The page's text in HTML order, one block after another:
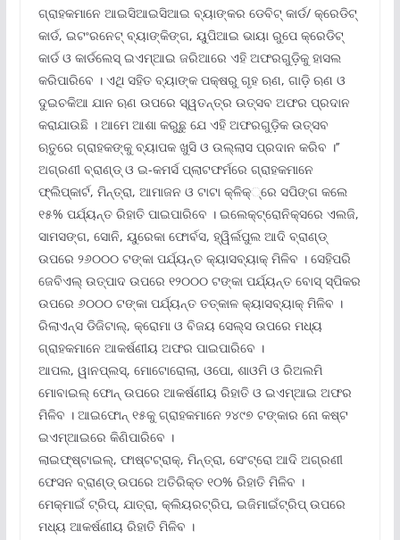
ଗ୍ରାହକମାନେ ଆଇସିଆଇସିଆଇ ବ୍ୟାଙ୍କର ଡେବିଟ୍ କାର୍ଡ/ କ୍ରେଡିଟ୍
କାର୍ଡ, ଇଟଂରନେଟ୍ ବ୍ୟାଙ୍କିଙ୍ଗ, ୟୁପିଆଇ ଭାୟା ରୁପେ କ୍ରେଡିଟ୍
କାର୍ଡ ଓ କାର୍ଡଲେସ୍ ଇଏମ୍‌ଆଇ ଜରିଆରେ ଏହି ଅଫରଗୁଡ଼ିକୁ ହାସଲ
କରିପାରିବେ । ଏଥି ସହିତ ବ୍ୟାଙ୍କ ପକ୍ଷରୁ ଗୃହ ଋଣ, ଗାଡ଼ି ଋଣ ଓ
ଦୁଇଚକିଆ ଯାନ ଋଣ ଉପରେ ସ୍ୱତନ୍ତ୍ର ଉତ୍ସବ ଅଫର ପ୍ରଦାନ
କରାଯାଉଛି । ଆମେ ଆଶା କରୁଛୁ ଯେ ଏହି ଅଫରଗୁଡ଼ିକ ଉତ୍ସବ
ଋତୁରେ ଗ୍ରାହକଙ୍କୁ ବ୍ୟାପକ ଖୁସି ଓ ଉଲ୍ଲାସ ପ୍ରଦାନ କରିବ ।’’
ଅଗ୍ରଣୀ ବ୍ରାଣ୍ଡ୍ ଓ ଇ-କମର୍ସ ପ୍ଲାଟଫର୍ମରେ ଗ୍ରାହକମାନେ
ଫ୍ଲିପ୍‌କାର୍ଟ, ମିନ୍ତ୍ରା, ଆମାଜନ ଓ ଟାଟା କ୍ଳିକ୍‌୍‌ରେ ସପିଙ୍ଗ କଲେ
୧୫% ପର୍ଯ୍ୟନ୍ତ ରିହାତି ପାଇପାରିବେ । ଇଲେକ୍ଟ୍ରୋନିକ୍ସରେ ଏଲଜି,
ସାମସଙ୍ଗ, ସୋନି, ୟୁରେକା ଫୋର୍ବସ, ହ୍ୱିର୍ଲପୁଲ ଆଦି ବ୍ରାଣ୍ଡ୍
ଉପରେ ୨୬୦୦୦ ଟଙ୍କା ପର୍ଯ୍ୟନ୍ତ କ୍ୟାସବ୍ୟାକ୍ ମିଳିବ । ସେହିପରି
ଜେବିଏଲ୍ ଉତ୍ପାଦ ଉପରେ ୧୨୦୦୦ ଟଙ୍କା ପର୍ଯ୍ୟନ୍ତ ବୋସ୍ ସ୍ପିକର
ଉପରେ ୬୦୦୦ ଟଙ୍କା ପର୍ଯ୍ୟନ୍ତ ତତ୍କାଳ କ୍ୟାସବ୍ୟାକ୍ ମିଳିବ ।
ରିଲାଏନ୍ସ ଡିଜିଟାଲ୍‌, କ୍ରୋମା ଓ ବିଜୟ ସେଲ୍‌ସ ଉପରେ ମଧ୍ୟ
ଗ୍ରାହକମାନେ ଆକର୍ଷଣୀୟ ଅଫର ପାଇପାରିବେ ।
ଆପଲ, ୱାନପ୍ଲସ୍‌, ମୋଟୋରୋଲା, ଓପୋ, ଶାଓମି ଓ ରିଅଲମି
ମୋବାଇଲ୍ ଫୋନ୍ ଉପରେ ଆକର୍ଷଣୀୟ ରିହାତି ଓ ଇଏମ୍‌ଆଇ ଅଫର
ମିଳିବ । ଆଇଫୋନ୍ ୧୫କୁ ଗ୍ରାହକମାନେ ୨୪୯୭ ଟଙ୍କାର ନୋ କଷ୍ଟ
ଇଏମ୍‌ଆଇରେ କିଣିପାରିବେ ।
ଲାଇଫ୍‌ଷ୍ଟାଇଲ୍‌, ଫାଷ୍ଟଟ୍ରାକ୍‌, ମିନ୍ତ୍ରା, ସେଂଟ୍ରୋ ଆଦି ଅଗ୍ରଣୀ
ଫେସନ ବ୍ରାଣ୍ଡ୍ ଉପରେ ଅତିରିକ୍ତ ୧୦% ରିହାତି ମିଳିବ ।
ମେକ୍‌ମାଇଁ ଟ୍ରିପ୍‌, ଯାତ୍ରା, କ୍ଲିୟରଟ୍ରିପ, ଇଜିମାଇଁଟ୍ରିପ୍ ଉପରେ
ମଧ୍ୟ ଆକର୍ଷଣୀୟ ରିହାତି ମିଳିବ ।